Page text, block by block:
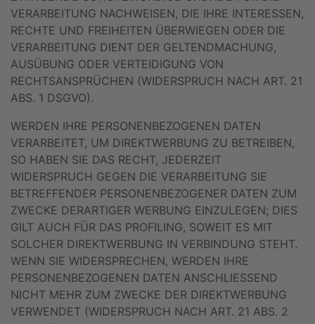
VERARBEITUNG NACHWEISEN, DIE IHRE INTERESSEN,
RECHTE UND FREIHEITEN ÜBERWIEGEN ODER DIE
VERARBEITUNG DIENT DER GELTENDMACHUNG,
AUSÜBUNG ODER VERTEIDIGUNG VON
RECHTSANSPRÜCHEN (WIDERSPRUCH NACH ART. 21
ABS. 1 DSGVO).
WERDEN IHRE PERSONENBEZOGENEN DATEN
VERARBEITET, UM DIREKTWERBUNG ZU BETREIBEN,
SO HABEN SIE DAS RECHT, JEDERZEIT
WIDERSPRUCH GEGEN DIE VERARBEITUNG SIE
BETREFFENDER PERSONENBEZOGENER DATEN ZUM
ZWECKE DERARTIGER WERBUNG EINZULEGEN; DIES
GILT AUCH FÜR DAS PROFILING, SOWEIT ES MIT
SOLCHER DIREKTWERBUNG IN VERBINDUNG STEHT.
WENN SIE WIDERSPRECHEN, WERDEN IHRE
PERSONENBEZOGENEN DATEN ANSCHLIESSEND
NICHT MEHR ZUM ZWECKE DER DIREKTWERBUNG
VERWENDET (WIDERSPRUCH NACH ART. 21 ABS. 2